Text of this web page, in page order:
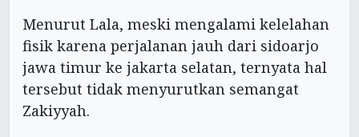
Menurut Lala, meski mengalami kelelahan
fisik karena perjalanan jauh dari sidoarjo
jawa timur ke jakarta selatan, ternyata hal
tersebut tidak menyurutkan semangat
Zakiyyah.